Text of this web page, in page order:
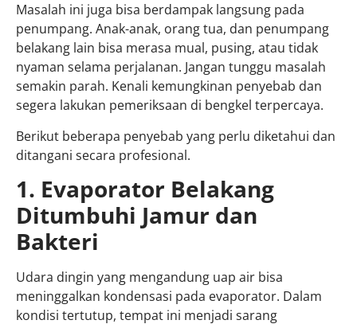
Masalah ini juga bisa berdampak langsung pada
penumpang. Anak-anak, orang tua, dan penumpang
belakang lain bisa merasa mual, pusing, atau tidak
nyaman selama perjalanan. Jangan tunggu masalah
semakin parah. Kenali kemungkinan penyebab dan
segera lakukan pemeriksaan di bengkel terpercaya.
Berikut beberapa penyebab yang perlu diketahui dan
ditangani secara profesional.
1. Evaporator Belakang
Ditumbuhi Jamur dan
Bakteri
Udara dingin yang mengandung uap air bisa
meninggalkan kondensasi pada evaporator. Dalam
kondisi tertutup, tempat ini menjadi sarang